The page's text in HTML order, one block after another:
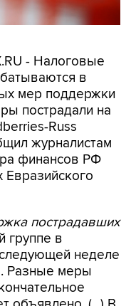
- Налоговые
мер поддержки
пострадали на
Russ
журналистам
финансов РФ
Евразийского
пострадавших
неделе
меры
объявлено. (...) В
рассрочки